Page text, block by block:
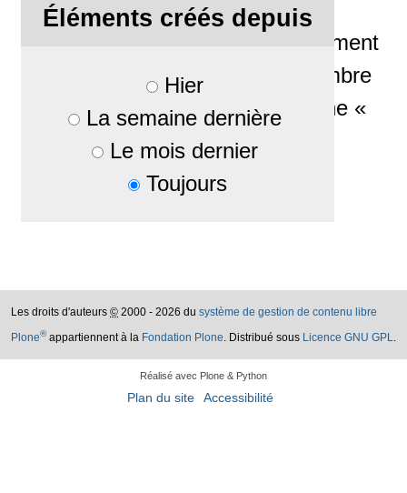
Éléments créés depuis
Hier
La semaine dernière
Le mois dernier
Toujours
brésilien Deivi Khun,
responsable au développement
des logiciels libres et membre
de l'association brésilienne «
Software Livre »
Rattaché à
Les droits d'auteurs © 2000 - 2026 du système de gestion de contenu libre
Plone®appartiennent à la Fondation Plone. Distribué sous Licence GNU GPL.
Réalisé avec Plone & Python
Plan du site Accessibilité